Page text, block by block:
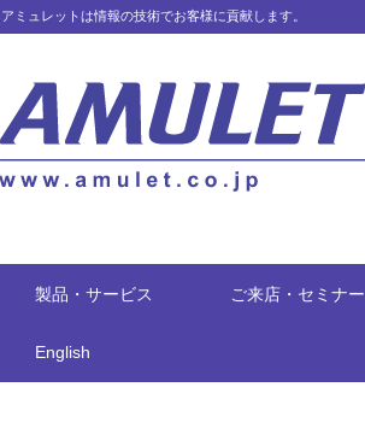
アミュレットは情報の技術でお客様に貢献します。
製品・サービス ご来店・セミナー
English